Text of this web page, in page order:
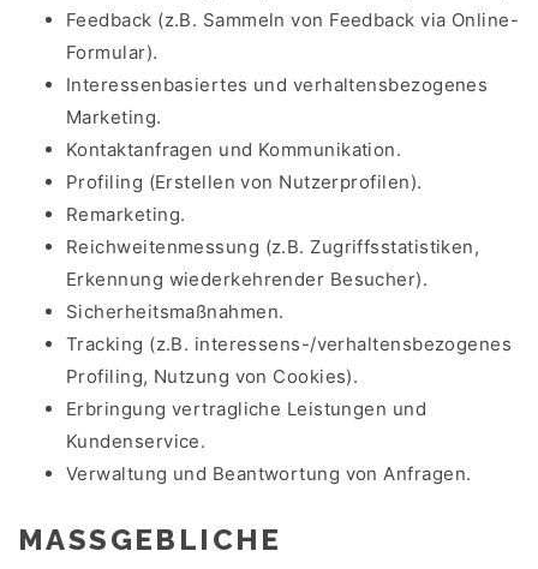
Feedback (z.B. Sammeln von Feedback via Online-
Formular).
Interessenbasiertes und verhaltensbezogenes
Marketing.
Kontaktanfragen und Kommunikation.
Profiling (Erstellen von Nutzerprofilen).
Remarketing.
Reichweitenmessung (z.B. Zugriffsstatistiken,
Erkennung wiederkehrender Besucher).
Sicherheitsmaßnahmen.
Tracking (z.B. interessens-/verhaltensbezogenes
Profiling, Nutzung von Cookies).
Erbringung vertragliche Leistungen und
Kundenservice.
Verwaltung und Beantwortung von Anfragen.
MASSGEBLICHE R